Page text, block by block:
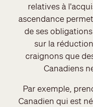
relatives à
ascendance
de ses
sur la
craignons que
Canadiens
Par exemple,
Canadien qui est